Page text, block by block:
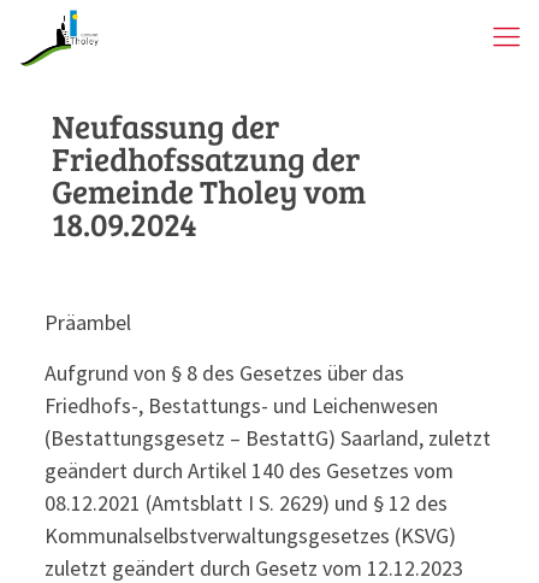
Neufassung der
Friedhofssatzung der
Gemeinde Tholey vom
18.09.2024
Präambel
Aufgrund von § 8 des Gesetzes über das
Friedhofs-, Bestattungs- und Leichenwesen
(Bestattungsgesetz – BestattG) Saarland, zuletzt
geändert durch Artikel 140 des Gesetzes vom
08.12.2021 (Amtsblatt I S. 2629) und § 12 des
Kommunalselbstverwaltungsgesetzes (KSVG)
zuletzt geändert durch Gesetz vom 12.12.2023